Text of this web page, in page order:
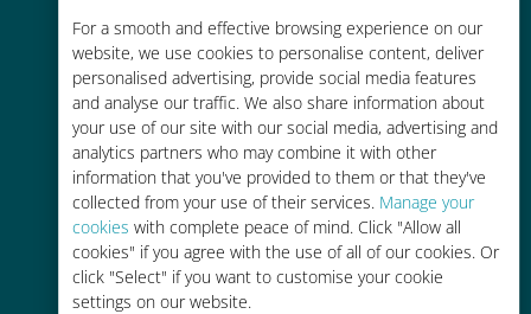
For a smooth and effective browsing experience on our
website, we use cookies to personalise content, deliver
personalised advertising, provide social media features
and analyse our traffic. We also share information about
your use of our site with our social media, advertising and
analytics partners who may combine it with other
information that you've provided to them or that they've
collected from your use of their services. Manage your
cookies with complete peace of mind. Click "Allow all
cookies" if you agree with the use of all of our cookies. Or
click "Select" if you want to customise your cookie
settings on our website.
Rentable
Hasta un 90% más barato que los
costes de itinerancia con su
operador actual
Fácil recarga